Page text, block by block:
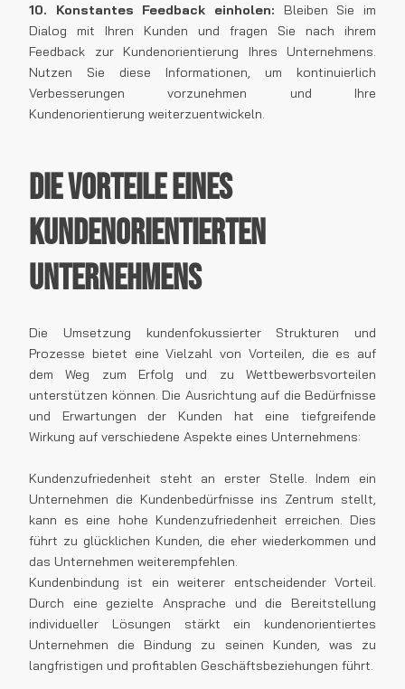
10. Konstantes Feedback einholen: Bleiben Sie im
Dialog mit Ihren Kunden und fragen Sie nach ihrem
Feedback zur Kundenorientierung Ihres Unternehmens.
Nutzen Sie diese Informationen, um kontinuierlich
Verbesserungen vorzunehmen und Ihre
Kundenorientierung weiterzuentwickeln.
Die Vorteile eines
kundenorientierten
Unternehmens
Die Umsetzung kundenfokussierter Strukturen und
Prozesse bietet eine Vielzahl von Vorteilen, die es auf
dem Weg zum Erfolg und zu Wettbewerbsvorteilen
unterstützen können. Die Ausrichtung auf die Bedürfnisse
und Erwartungen der Kunden hat eine tiefgreifende
Wirkung auf verschiedene Aspekte eines Unternehmens:
Kundenzufriedenheit steht an erster Stelle. Indem ein
Unternehmen die Kundenbedürfnisse ins Zentrum stellt,
kann es eine hohe Kundenzufriedenheit erreichen. Dies
führt zu glücklichen Kunden, die eher wiederkommen und
das Unternehmen weiterempfehlen.
Kundenbindung ist ein weiterer entscheidender Vorteil.
Durch eine gezielte Ansprache und die Bereitstellung
individueller Lösungen stärkt ein kundenorientiertes
Unternehmen die Bindung zu seinen Kunden, was zu
langfristigen und profitablen Geschäftsbeziehungen führt.